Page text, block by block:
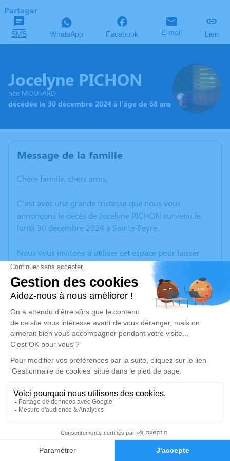
Faire-part Hommages
Partager
SMS WhatsApp Facebook E-mail Lien
Jocelyne PICHON
née MOUTARD
décédée le 30 décembre 2024 à l'âge de 68 ans
Message de la famille
Chère famille, chers amis,
C’est avec une grande tristesse que nous vous
annonçons le décès de Jocelyne PICHON survenu le
lundi 30 décembre 2024 à Sainte-Feyre.
Nous vous invitons à utiliser cet espace pour laisser
vos condoléances, partager des photos souvenirs, une
anecdote ou exprimer vos pensées à travers des
poèmes ou des textes. Cet endroit est un lieu
d'expression dédié à honorer la mémoire de Jocelyne
PICHON.
Un service de plantation d’arbre hommage est
disponible ici.
Je rends hommage
Cérémonie civile
Crématorium de Montluçon de Domérat
68 Avenue Ambroise Croizat